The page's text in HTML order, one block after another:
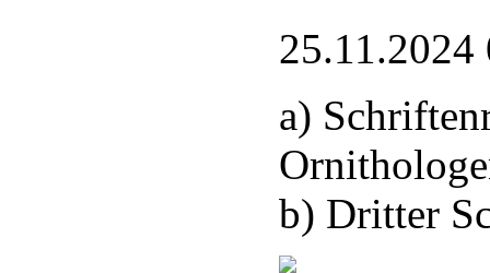
25.11.2024
a)
b) Dritter